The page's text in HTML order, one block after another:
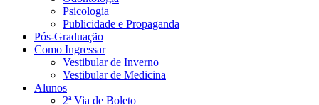
Psicologia
Publicidade e Propaganda
Pós-Graduação
Como Ingressar
Vestibular de Inverno
Vestibular de Medicina
Alunos
2ª Via de Boleto